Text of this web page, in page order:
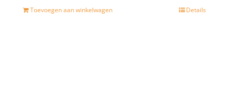
Toevoegen aan winkelwagen Details